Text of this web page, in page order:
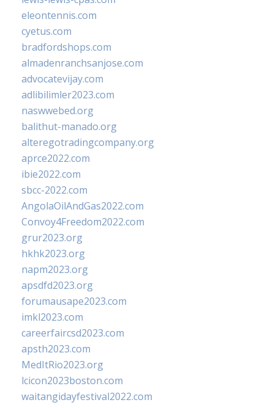
eleontennis.com
cyetus.com
bradfordshops.com
almadenranchsanjose.com
advocatevijay.com
adlibilimler2023.com
naswwebed.org
balithut-manado.org
alteregotradingcompany.org
aprce2022.com
ibie2022.com
sbcc-2022.com
AngolaOilAndGas2022.com
Convoy4Freedom2022.com
grur2023.org
hkhk2023.org
napm2023.org
apsdfd2023.org
forumausape2023.com
imkl2023.com
careerfaircsd2023.com
apsth2023.com
MedItRio2023.org
lcicon2023boston.com
waitangidayfestival2022.com